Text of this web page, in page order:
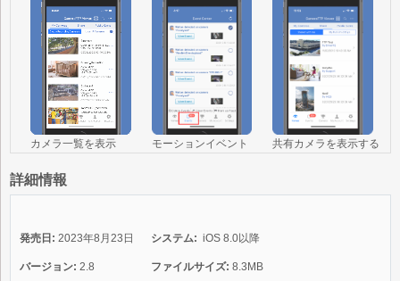
カメラ一覧を表示 モーションイベント 共有カメラを表示する
詳細情報
発売日: 2023年8月23日
バージョン: 2.8
システム: iOS 8.0以降
ファイルサイズ: 8.3MB